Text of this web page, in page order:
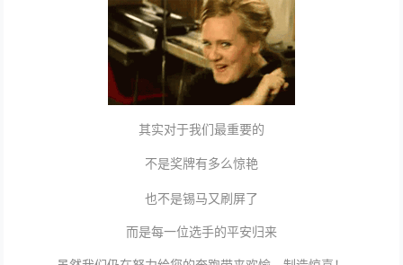
其实对于我们最重要的
不是奖牌有多么惊艳
也不是锡马又刷屏了
而是每一位选手的平安归来